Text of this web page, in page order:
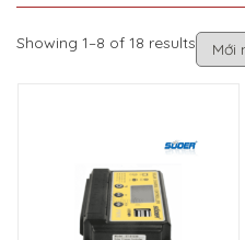
Showing 1–8 of 18 results